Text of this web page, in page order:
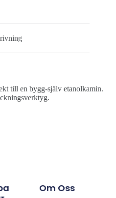
till en bygg-själv etanolkamin.
Om Oss